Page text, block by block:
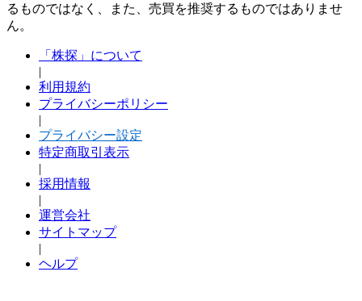
るものではなく、また、売買を推奨するものではありませ
ん。
「株探」について
|
利用規約
プライバシーポリシー
|
プライバシー設定
特定商取引表示
|
採用情報
|
運営会社
サイトマップ
|
ヘルプ